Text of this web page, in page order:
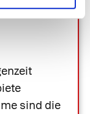
sind die